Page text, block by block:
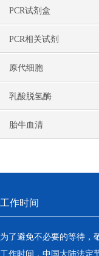
PCR试剂盒
PCR相关试剂
原代细胞
乳酸脱氢酶
胎牛血清
工作时间
为了避免不必要的等待，
工作时间，中国大陆法定